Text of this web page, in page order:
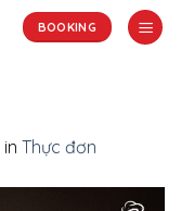
BOOKING
in Thực đơn